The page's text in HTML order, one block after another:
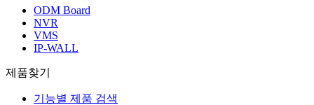
ODM Board
NVR
VMS
IP-WALL
제품찾기
기능별 제품 검색